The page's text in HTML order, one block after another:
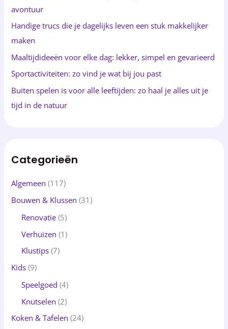
a
r
:
avontuur
Handige trucs die je dagelijks leven een stuk makkelijker
maken
Maaltijdideeën voor elke dag: lekker, simpel en gevarieerd
Sportactiviteiten: zo vind je wat bij jou past
Buiten spelen is voor alle leeftijden: zo haal je alles uit je
tijd in de natuur
Categorieën
Algemeen (117)
Bouwen & Klussen (31)
Renovatie (5)
Verhuizen (1)
Klustips (7)
Kids (9)
Speelgoed (4)
Knutselen (2)
Koken & Tafelen (24)